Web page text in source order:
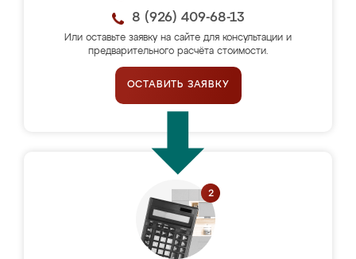
8 (926) 409-68-13
Или оставьте заявку на сайте для консультации и
предварительного расчёта стоимости.
ОСТАВИТЬ ЗАЯВКУ